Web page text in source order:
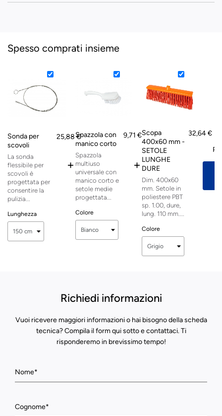
Spesso comprati insieme
Sonda per
scovoli
La sonda
flessibile per
scovoli è
progettata per
consentire la
pulizia...
25,88 €
Lunghezza
+
Spazzola con
manico corto
Spazzola
multiuso
universale con
manico corto e
setole medie
progettata...
9,71 €
Colore
+
Scopa
400x60 mm -
SETOLE
LUNGHE
DURE
Dim. 400x60
mm. Setole in
poliestere PBT
sp. 1.00, dure,
lung. 110 mm....
32,64 €
Colore
Richiedi informazioni
Vuoi ricevere maggiori informazioni o hai bisogno della scheda
tecnica? Compila il form qui sotto e contattaci. Ti
risponderemo in brevissimo tempo!